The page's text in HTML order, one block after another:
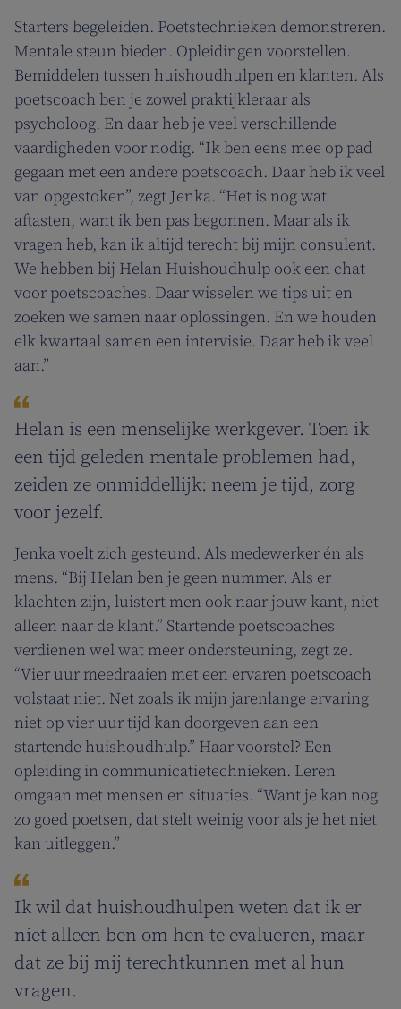
Starters begeleiden. Poetstechnieken demonstreren.
Mentale steun bieden. Opleidingen voorstellen.
Bemiddelen tussen huishoudhulpen en klanten. Als
poetscoach ben je zowel praktijkleraar als
psycholoog. En daar heb je veel verschillende
vaardigheden voor nodig. “Ik ben eens mee op pad
gegaan met een andere poetscoach. Daar heb ik veel
van opgestoken”, zegt Jenka. “Het is nog wat
aftasten, want ik ben pas begonnen. Maar als ik
vragen heb, kan ik altijd terecht bij mijn consulent.
We hebben bij Helan Huishoudhulp ook een chat
voor poetscoaches. Daar wisselen we tips uit en
zoeken we samen naar oplossingen. En we houden
elk kwartaal samen een intervisie. Daar heb ik veel
aan.”
Helan is een menselijke werkgever. Toen ik
een tijd geleden mentale problemen had,
zeiden ze onmiddellijk: neem je tijd, zorg
voor jezelf.
Jenka voelt zich gesteund. Als medewerker én als
mens. “Bij Helan ben je geen nummer. Als er
klachten zijn, luistert men ook naar jouw kant, niet
alleen naar de klant.” Startende poetscoaches
verdienen wel wat meer ondersteuning, zegt ze.
“Vier uur meedraaien met een ervaren poetscoach
volstaat niet. Net zoals ik mijn jarenlange ervaring
niet op vier uur tijd kan doorgeven aan een
startende huishoudhulp.” Haar voorstel? Een
opleiding in communicatietechnieken. Leren
omgaan met mensen en situaties. “Want je kan nog
zo goed poetsen, dat stelt weinig voor als je het niet
kan uitleggen.”
Ik wil dat huishoudhulpen weten dat ik er
niet alleen ben om hen te evalueren, maar
dat ze bij mij terechtkunnen met al hun
vragen.